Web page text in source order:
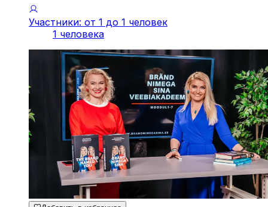
Участники: от 1 до 1 человек
1 человека